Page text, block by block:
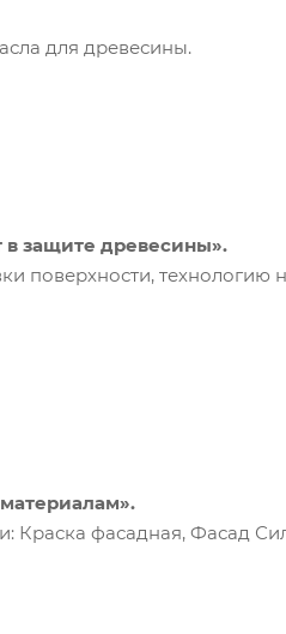
для древесины.
в защите древесины».
поверхности,
фасадная, Фасад